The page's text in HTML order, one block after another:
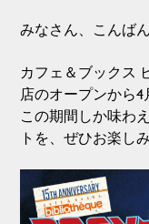
みなさん、こんば
カフェ＆ブックス
店のオープンから4
この期間しか味わ
トを、ぜひお楽し